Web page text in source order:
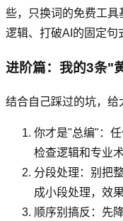
些，只换词的免费工具
逻辑、打破AI的固定句
进阶篇：我的3条"
结合自己踩过的坑，给
你才是"总编"：
检查逻辑和专业
分段处理：别把
成小段处理，效
顺序别搞反：先